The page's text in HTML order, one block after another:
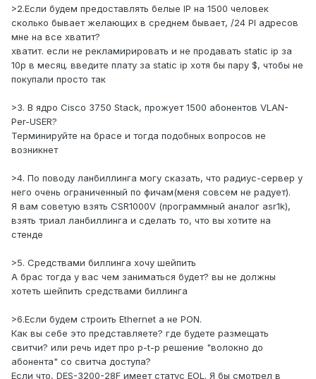
>2.Если будем предоставлять белые IP на 1500 человек
сколько бывает желающих в среднем бывает, /24 PI адресов
мне на все хватит?
хватит. если не рекламирировать и не продавать static ip за
10р в месяц. введите плату за static ip хотя бы пару $, чтобы не
покупали просто так
>3. В ядро Cisco 3750 Stack, прожует 1500 абонентов VLAN-
Per-USER?
Терминируйте на брасе и тогда подобных вопросов не
возникнет
>4. По поводу ланбиллинга могу сказать, что радиус-сервер у
него очень ограниченный по фичам(меня совсем не радует).
Я вам советую взять CSR1000V (программный аналог asr1k),
взять триал ланбиллинга и сделать то, что вы хотите на
стенде
>5. Средствами биллинга хочу шейпить
А брас тогда у вас чем заниматься будет? вы не должны
хотеть шейпить средствами биллинга
>6.Если будем строить Ethernet а не PON.
Как вы себе это представляете? где будете размещать
свитчи? или речь идет про p-t-p решение "волокно до
абонента" со свитча доступа?
Если что, DES-3200-28F имеет статус EOL. Я бы смотрел в